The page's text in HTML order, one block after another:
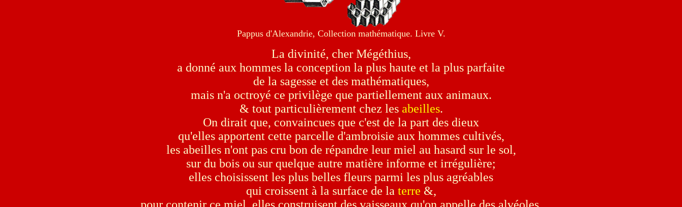
Pappus d'Alexandrie, Collection mathématique. Livre V.
La divinité, cher Mégéthius,
a donné aux hommes la conception la plus haute et la plus parfaite
de la sagesse et des mathématiques,
mais n'a octroyé ce privilège que partiellement aux animaux.
& tout particulièrement chez les abeilles.
On dirait que, convaincues que c'est de la part des dieux
qu'elles apportent cette parcelle d'ambroisie aux hommes cultivés,
les abeilles n'ont pas cru bon de répandre leur miel au hasard sur le sol,
sur du bois ou sur quelque autre matière informe et irrégulière;
elles choisissent les plus belles fleurs parmi les plus agréables
qui croissent à la surface de la terre &,